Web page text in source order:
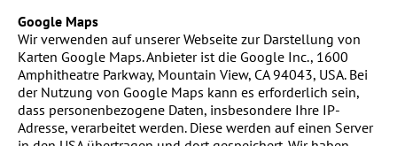
Google Maps
Wir verwenden auf unserer Webseite zur Darstellung von
Karten Google Maps. Anbieter ist die Google Inc., 1600
Amphitheatre Parkway, Mountain View, CA 94043, USA. Bei
der Nutzung von Google Maps kann es erforderlich sein,
dass personenbezogene Daten, insbesondere Ihre IP-
Adresse, verarbeitet werden. Diese werden auf einen Server